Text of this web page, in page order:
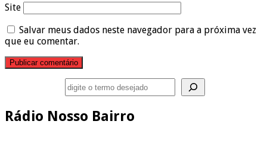
Site
Salvar meus dados neste navegador para a próxima vez
que eu comentar.
Rádio Nosso Bairro